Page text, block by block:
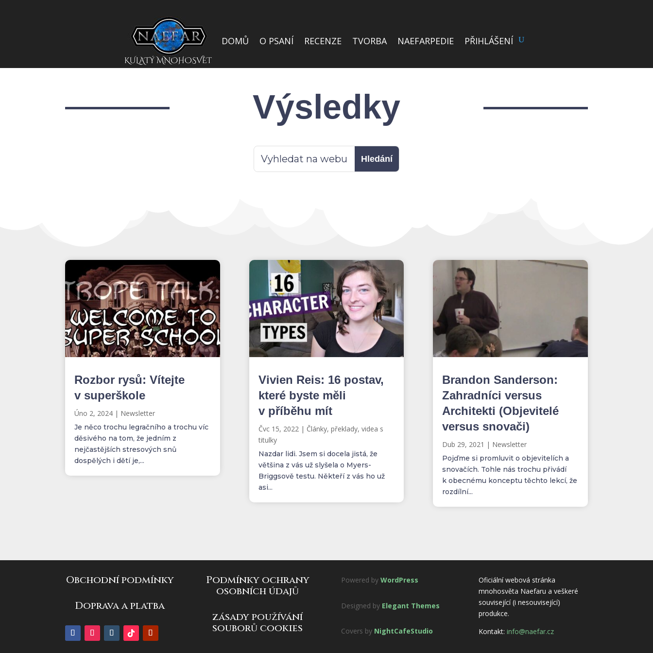
DOMŮ O PSANÍ RECENZE TVORBA NAEFARPEDIE PŘIHLÁŠENÍ
Výsledky
Rozbor rysů: Vítejte
v superškole
Úno 2, 2024 | Newsletter
Je něco trochu legračního a trochu víc
děsivého na tom, že jedním z
nejčastějších stresových snů
dospělých i dětí je,...
Vivien Reis: 16 postav,
které byste měli
v příběhu mít
Čvc 15, 2022 | Články, překlady, videa s
titulky
Nazdar lidi. Jsem si docela jistá, že
většina z vás už slyšela o Myers-
Briggsově testu. Někteří z vás ho už
asi...
Brandon Sanderson:
Zahradníci versus
Architekti (Objevitelé
versus snovači)
Dub 29, 2021 | Newsletter
Pojďme si promluvit o objevitelích a
snovačích. Tohle nás trochu přivádí
k obecnému konceptu těchto lekcí, že
rozdílní...
Obchodní podmínky
Doprava a platba
Podmínky ochrany
osobních údajů
zásady používání
souborů cookies
Powered by WordPress
Designed by Elegant Themes
Covers by NightCafeStudio
Oficiální webová stránka
mnohosvěta Naefaru a veškeré
související (i nesouvisející)
produkce.
Kontakt:info@naefar.cz